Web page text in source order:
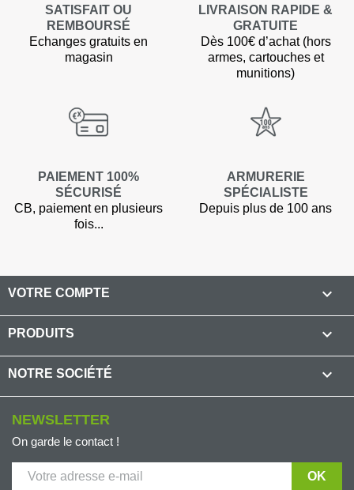
SATISFAIT OU
REMBOURSÉ
Echanges gratuits en
magasin
LIVRAISON RAPIDE &
GRATUITE
Dès 100€ d’achat (hors
armes, cartouches et
munitions)
PAIEMENT 100%
SÉCURISÉ
CB, paiement en plusieurs
fois...
ARMURERIE
SPÉCIALISTE
Depuis plus de 100 ans
VOTRE COMPTE 
PRODUITS 
NOTRE SOCIÉTÉ 
NEWSLETTER
On garde le contact !